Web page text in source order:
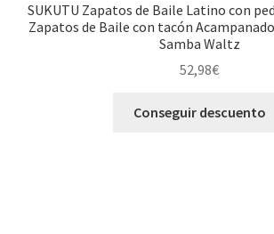
SUKUTU Zapatos de Baile Latino con
Zapatos de Baile con tacón
Samba Waltz
52,98€
Conseguir descuento